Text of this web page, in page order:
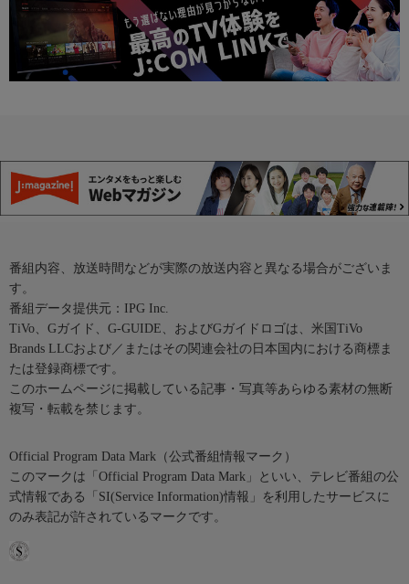
番組内容、放送時間などが実際の放送内容と異なる場合がございま
す。
番組データ提供元：IPG Inc.
TiVo、Gガイド、G-GUIDE、およびGガイドロゴは、米国TiVo
Brands LLCおよび／またはその関連会社の日本国内における商標ま
たは登録商標です。
このホームページに掲載している記事・写真等あらゆる素材の無断
複写・転載を禁じます。
Official Program Data Mark（公式番組情報マーク）
このマークは「Official Program Data Mark」といい、テレビ番組の公
式情報である「SI(Service Information)情報」を利用したサービスに
のみ表記が許されているマークです。